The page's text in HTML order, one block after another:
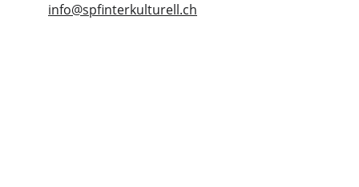
info@spfinterkulturell.ch